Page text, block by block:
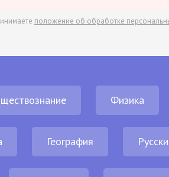
положение об обработке
Физика
География